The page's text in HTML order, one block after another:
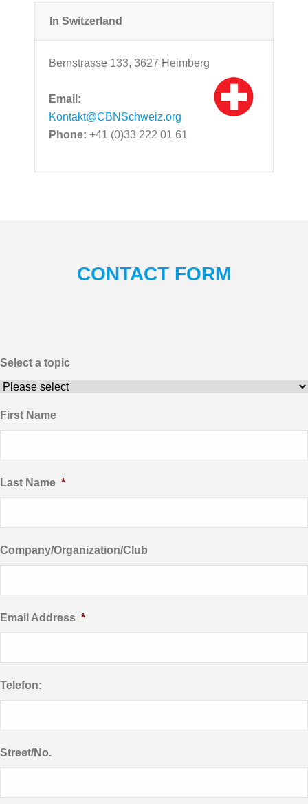
In Switzerland
Bernstrasse 133, 3627 Heimberg
Email:
Kontakt@CBNSchweiz.org
Phone: +41 (0)33 222 01 61
CONTACT FORM
Select a topic
First Name
Last Name *
Company/Organization/Club
Email Address *
Telefon:
Street/No.